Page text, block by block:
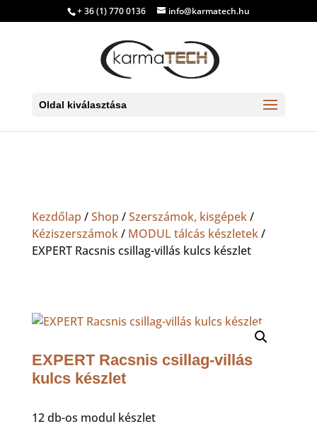
+ 36 (1) 770 0136 info@karmatech.hu
Oldal kiválasztása
Kezdőlap /Shop /Szerszámok, kisgépek/
Kéziszerszámok/ MODUL tálcás készletek/
EXPERT Racsnis csillag-villás kulcs készlet
EXPERT Racsnis csillag-villás
kulcs készlet
12 db-os modul készlet